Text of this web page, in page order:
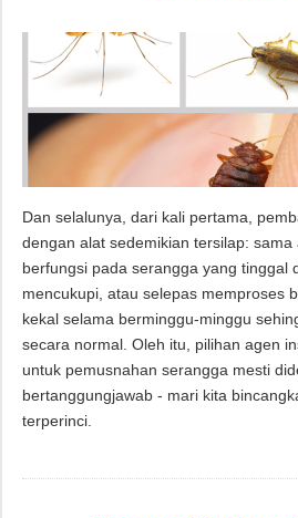
Dan selalunya, dari kali pertama,
dengan alat sedemikian tersilap:
berfungsi pada serangga yang tinggal
mencukupi, atau selepas memproses
kekal selama berminggu-minggu
secara normal. Oleh itu, pilihan agen
untuk pemusnahan serangga mesti
bertanggungjawab - mari kita
terperinci.